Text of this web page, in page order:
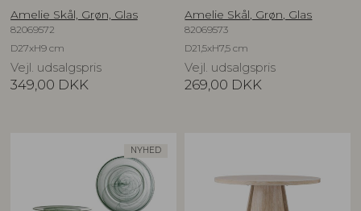
Amelie Skål, Grøn, Glas
82069572
D27xH9 cm
Vejl. udsalgspris
349,00 DKK
Amelie Skål, Grøn, Glas
82069573
D21,5xH7,5 cm
Vejl. udsalgspris
269,00 DKK
NYHED